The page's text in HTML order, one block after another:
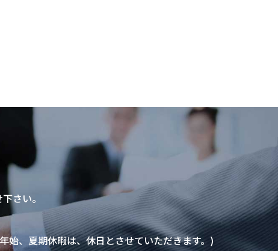
さい。
始、夏期休暇は、休日とさせていただきます。)